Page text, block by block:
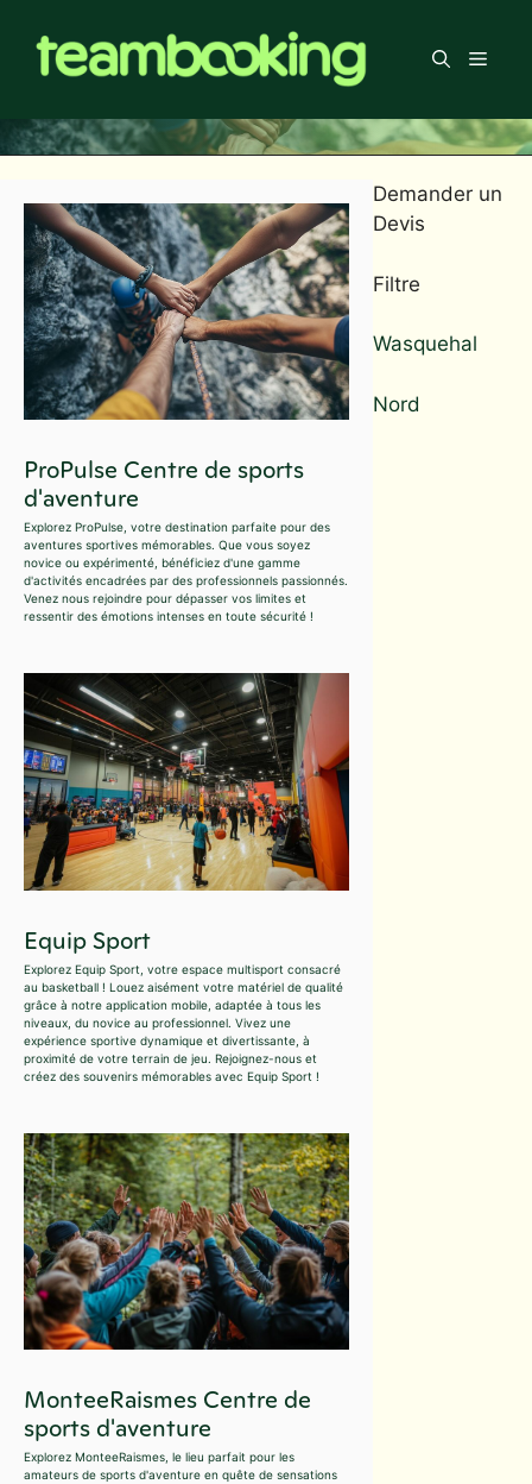
contenu
Menu
ProPulse Centre de sports
d'aventure
Explorez ProPulse, votre destination parfaite pour des
aventures sportives mémorables. Que vous soyez
novice ou expérimenté, bénéficiez d'une gamme
d'activités encadrées par des professionnels passionnés.
Venez nous rejoindre pour dépasser vos limites et
ressentir des émotions intenses en toute sécurité !
Equip Sport
Explorez Equip Sport, votre espace multisport consacré
au basketball ! Louez aisément votre matériel de qualité
grâce à notre application mobile, adaptée à tous les
niveaux, du novice au professionnel. Vivez une
expérience sportive dynamique et divertissante, à
proximité de votre terrain de jeu. Rejoignez-nous et
créez des souvenirs mémorables avec Equip Sport !
MonteeRaismes Centre de
sports d'aventure
Explorez MonteeRaismes, le lieu parfait pour les
amateurs de sports d'aventure en quête de sensations
Demander un
Devis
Filtre
Wasquehal
Nord